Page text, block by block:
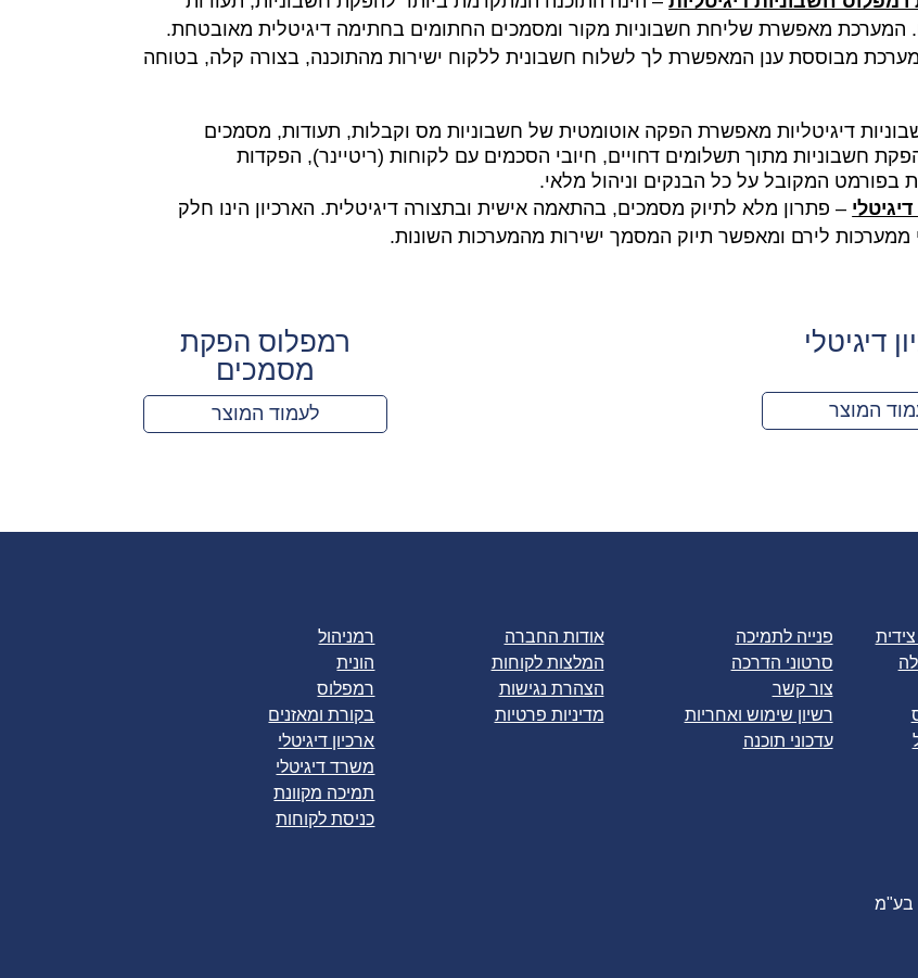
המערכת מאפשרת שליחת חשבוניות מקור ומסמכים החתומים בחתימה דיגיטלית מאובטחת.
מבוססת ענן המאפשרת לך לשלוח חשבונית ללקוח ישירות מהתוכנה, בצורה קלה, בטוחה
דיגיטליות מאפשרת הפקה אוטומטית של חשבוניות מס וקבלות, תעודות, מסמכים
חשבוניות מתוך תשלומים דחויים, חיובי הסכמים עם לקוחות (ריטיינר), הפקדות
בפורמט המקובל על כל הבנקים וניהול מלאי.
דיגיטלי – פתרון מלא לתיוק מסמכים, בהתאמה אישית ובתצורה דיגיטלית. הארכיון הינו חלק
ממערכות לירם ומאפשר תיוק המסמך ישירות מהמערכות השונות.
רמפלוס הפקת
מסמכים
לעמוד המוצר
דיגיטלי
המוצר
פנייה לתמיכה
סרטוני הדרכה
צור קשר
רשיון שימוש ואחריות
עדכוני תוכנה
אודות החברה
המלצות לקוחות
הצהרת נגישות
מדיניות פרטיות
רמניהול
הונית
רמפלוס
בקורת ומאזנים
ארכיון דיגיטלי
משרד דיגיטלי
תמיכה מקוונת
כניסת לקוחות